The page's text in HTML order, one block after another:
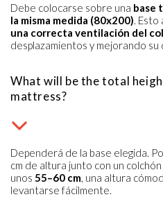
Debe colocarse sobre una base
la misma medida (80x200). Esto
una correcta ventilación del
desplazamientos y mejorando su
What will be the total
mattress?
Dependerá de la base elegida.
cm de altura junto con un
unos 55–60 cm, una altura
levantarse fácilmente.